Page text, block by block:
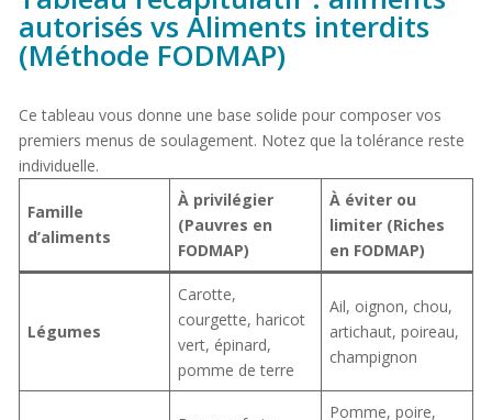
autorisés vs Aliments interdits
(Méthode FODMAP)
Ce tableau vous donne une base solide pour composer vos
premiers menus de soulagement. Notez que la tolérance reste
individuelle.
Famille
d’aliments
À privilégier
(Pauvres en
FODMAP)
À éviter ou
limiter (Riches
en FODMAP)
Légumes
Carotte,
courgette, haricot
vert, épinard,
pomme de terre
Ail, oignon, chou,
artichaut, poireau,
champignon
Pomme, poire,